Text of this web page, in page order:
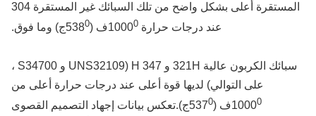
المستقرة أعلى بشكل واضح من تلك السبائك غير المستقرة 304
عند درجات حرارة 1000
ف (5380 ج) وما فوق.
سبائك الكربون عالية 321H و 347 H (UNS32109 و S34700 ،
على التوالي) لديها قوة أعلى عند درجات حرارة أعلى من
1000ف (5370
ج).تعكس بيانات إجهاد التصميم القصوى